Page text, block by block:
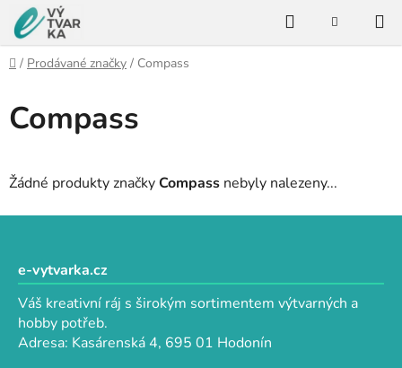
Přejít
na
obsah
HledatNÁKUPNÍ
Domů
/ Prodávané značky / Compass
Compass
Žádné produkty značkyCompass nebyly nalezeny...
e-vytvarka.cz
Váš kreativní ráj s širokým sortimentem výtvarných a
hobby potřeb.
Adresa: Kasárenská 4, 695 01 Hodonín